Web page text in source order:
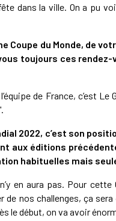
dans la ville. On a pu
Coupe du Monde, de
toujours ces
de France, c’est Le
2022, c’est son
aux éditions
habituelles mais
en aura pas. Pour
nos challenges, ça sera
le début, on va avoir